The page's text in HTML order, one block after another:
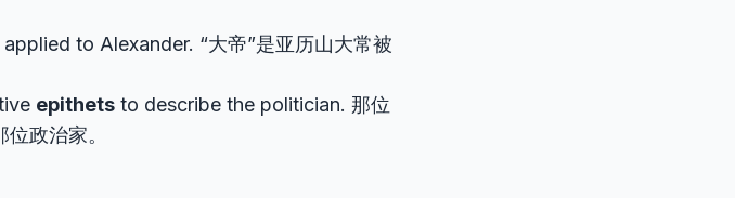
to Alexander. “大帝”是亚历山大常被
epithets to describe the politician. 那位
政治家。